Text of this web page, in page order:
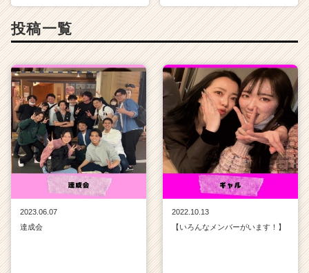
投稿一覧
2023.06.07
達成会
2022.10.13
【いろんなメンバーがいます！】